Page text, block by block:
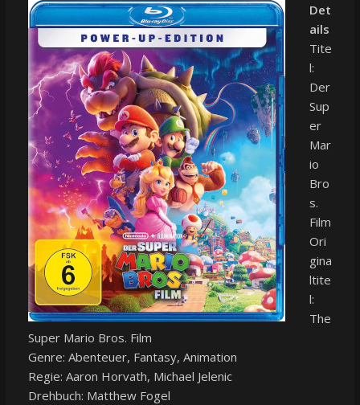
Det
ails
Tite
l:
Der
Sup
er
Mar
io
Bro
s.
Film
Ori
gina
ltite
l:
The
Super Mario Bros. Film
Genre: Abenteuer, Fantasy, Animation
Regie: Aaron Horvath, Michael Jelenic
Drehbuch: Matthew Fogel